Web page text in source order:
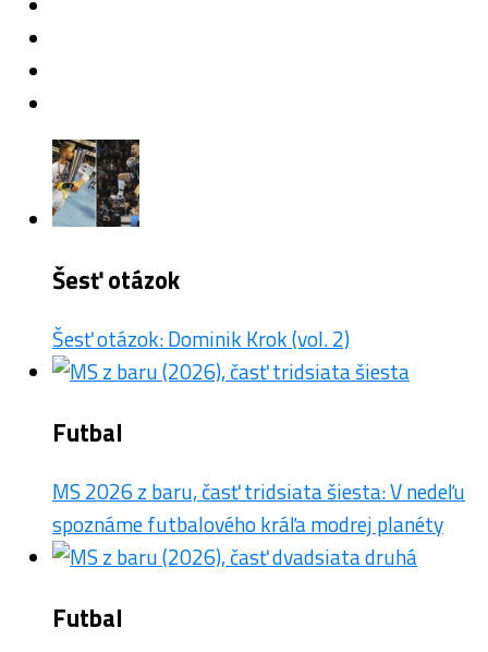
Šesť otázok
Šesť otázok: Dominik Krok (vol. 2)
Futbal
MS 2026 z baru, časť tridsiata šiesta: V nedeľu
spoznáme futbalového kráľa modrej planéty
Futbal